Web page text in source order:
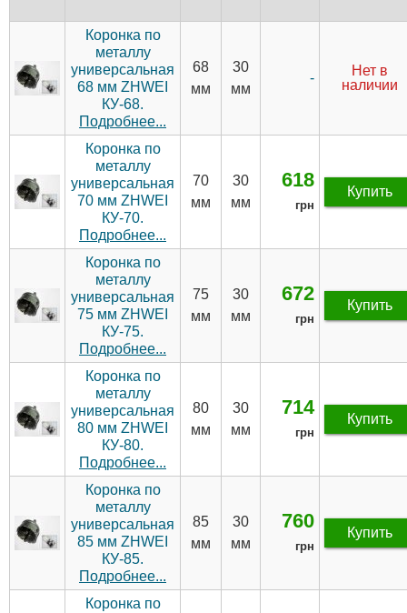
Коронка по
металлу
универсальная
68 мм ZHWEI
КУ-68.
Подробнее...
68
мм
30
мм
-
Нет в
наличии
Коронка по
металлу
универсальная
70 мм ZHWEI
КУ-70.
Подробнее...
70
мм
30
мм
618
грн
Купить
Коронка по
металлу
универсальная
75 мм ZHWEI
КУ-75.
Подробнее...
75
мм
30
мм
672
грн
Купить
Коронка по
металлу
универсальная
80 мм ZHWEI
КУ-80.
Подробнее...
80
мм
30
мм
714
грн
Купить
Коронка по
металлу
универсальная
85 мм ZHWEI
КУ-85.
Подробнее...
85
мм
30
мм
760
грн
Купить
Коронка по